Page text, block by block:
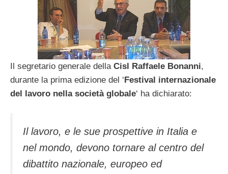
Il segretario generale della Cisl Raffaele Bonanni,
durante la prima edizione del ‘Festival internazionale
del lavoro nella società globale‘ ha dichiarato:
Il lavoro, e le sue prospettive in Italia e
nel mondo, devono tornare al centro del
dibattito nazionale, europeo ed